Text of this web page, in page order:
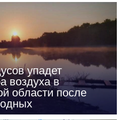
упадет
воздуха в
области после